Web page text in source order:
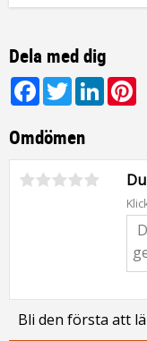
Dela med dig
Facebook
Twitter
Omdömen
Du
Bli den första att